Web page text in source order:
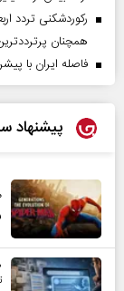
همچنان
فاصله ایران با
پیشنهاد